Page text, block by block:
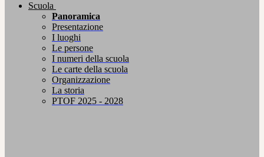
Scuola
Panoramica
Presentazione
I luoghi
Le persone
I numeri della scuola
Le carte della scuola
Organizzazione
La storia
PTOF 2025 - 2028